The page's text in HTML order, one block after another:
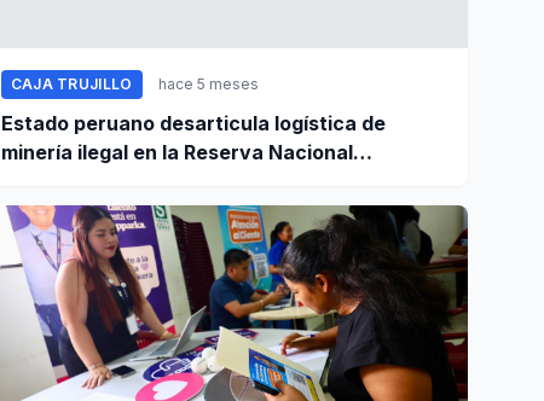
CAJA TRUJILLO hace 5 meses
Estado peruano desarticula logística de
minería ilegal en la Reserva Nacional